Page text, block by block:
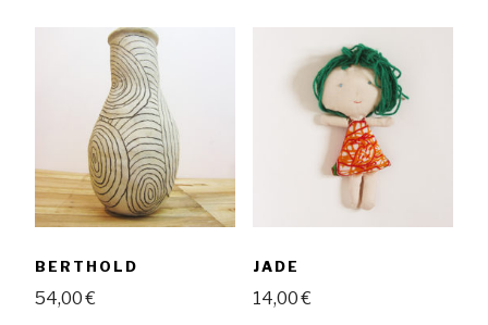
BERTHOLD
54,00€
JADE
14,00€